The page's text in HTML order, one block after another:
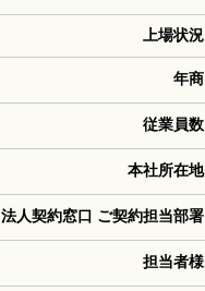
上場状況
年商
従業員数
本社所在地
法人契約窓口 ご契約担当部署
担当者様